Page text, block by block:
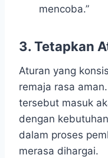
mencoba.”
3. Tetapkan
Aturan yang
remaja rasa
tersebut masuk
dengan
dalam proses
merasa dihargai.